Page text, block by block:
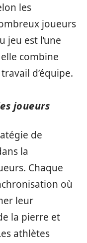
les
joueurs
jeu est l’une
combine
d’équipe.
joueurs
de
la
Chaque
où
leur
la pierre et
athlètes